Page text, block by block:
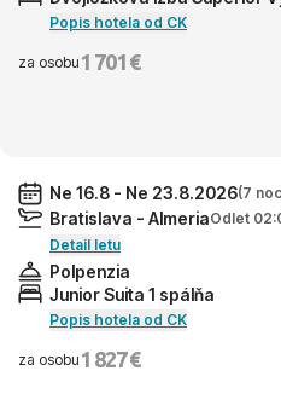
Popis hotela od CK
za osobu 1 701 €
Ne 16.8 - Ne 23.8.2026(7
Bratislava - AlmeriaOdlet
Detail letu
Polpenzia
Junior Suita 1 spálňa
Popis hotela od CK
za osobu 1 827 €